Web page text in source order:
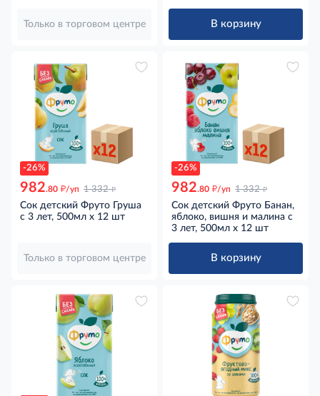
Только в торговом центре В корзину
-26%
982.80 д/уп 1 332 д
Сок детский Фруто Груша
с 3 лет, 500мл х 12 шт
Только в торговом центре
-26%
982.80 д/уп 1 332 д
Сок детский Фруто Банан,
яблоко, вишня и малина с
3 лет, 500мл х 12 шт
В корзину